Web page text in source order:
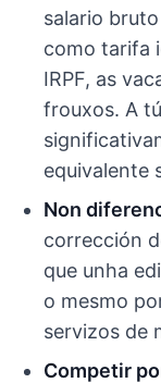
salario
como tarifa
IRPF, as
frouxos. A
equivalente
Non
corrección
que unha
o mesmo
servizos de
Competir